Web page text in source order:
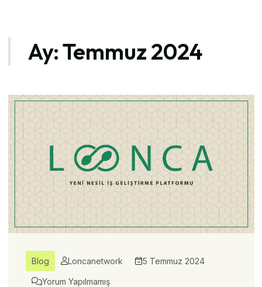
Ay:Temmuz 2024
Blog Loncanetwork 5 Temmuz 2024
Yorum Yapılmamış